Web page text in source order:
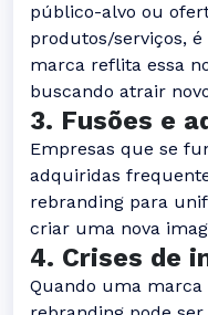
público-alvo ou
produtos/serviços,
marca reflita essa
buscando atrair
3. Fusões e
Empresas que se
adquiridas
rebranding para
criar uma nova
4. Crises de
Quando uma